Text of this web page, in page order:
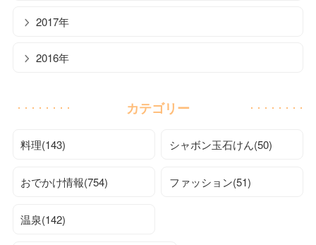
2017年
2016年
カテゴリー
料理(143) シャボン玉石けん(50)
おでかけ情報(754) ファッション(51)
温泉(142)